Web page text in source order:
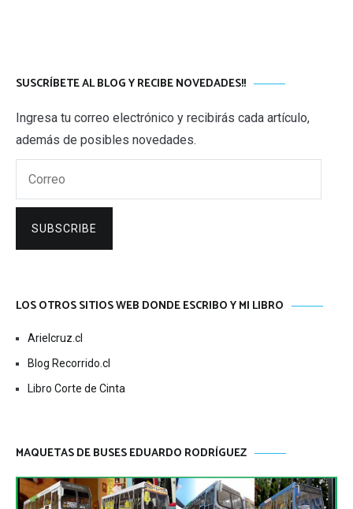
SUSCRÍBETE AL BLOG Y RECIBE NOVEDADES!!
Ingresa tu correo electrónico y recibirás cada artículo,
además de posibles novedades.
SUBSCRIBE
LOS OTROS SITIOS WEB DONDE ESCRIBO Y MI LIBRO
Arielcruz.cl
Blog Recorrido.cl
Libro Corte de Cinta
MAQUETAS DE BUSES EDUARDO RODRÍGUEZ